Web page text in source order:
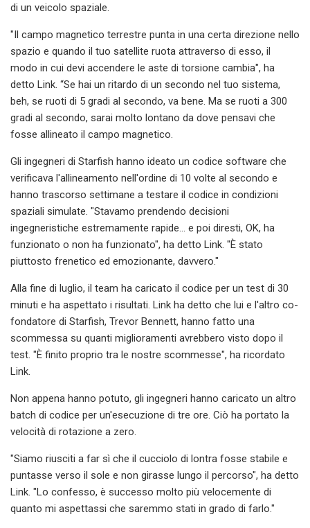
di un veicolo spaziale.
"Il campo magnetico terrestre punta in una certa direzione nello
spazio e quando il tuo satellite ruota attraverso di esso, il
modo in cui devi accendere le aste di torsione cambia", ha
detto Link. “Se hai un ritardo di un secondo nel tuo sistema,
beh, se ruoti di 5 gradi al secondo, va bene. Ma se ruoti a 300
gradi al secondo, sarai molto lontano da dove pensavi che
fosse allineato il campo magnetico.
Gli ingegneri di Starfish hanno ideato un codice software che
verificava l'allineamento nell'ordine di 10 volte al secondo e
hanno trascorso settimane a testare il codice in condizioni
spaziali simulate. "Stavamo prendendo decisioni
ingegneristiche estremamente rapide... e poi diresti, OK, ha
funzionato o non ha funzionato", ha detto Link. "È stato
piuttosto frenetico ed emozionante, davvero."
Alla fine di luglio, il team ha caricato il codice per un test di 30
minuti e ha aspettato i risultati. Link ha detto che lui e l'altro co-
fondatore di Starfish, Trevor Bennett, hanno fatto una
scommessa su quanti miglioramenti avrebbero visto dopo il
test. "È finito proprio tra le nostre scommesse", ha ricordato
Link.
Non appena hanno potuto, gli ingegneri hanno caricato un altro
batch di codice per un'esecuzione di tre ore. Ciò ha portato la
velocità di rotazione a zero.
"Siamo riusciti a far sì che il cucciolo di lontra fosse stabile e
puntasse verso il sole e non girasse lungo il percorso", ha detto
Link. "Lo confesso, è successo molto più velocemente di
quanto mi aspettassi che saremmo stati in grado di farlo."